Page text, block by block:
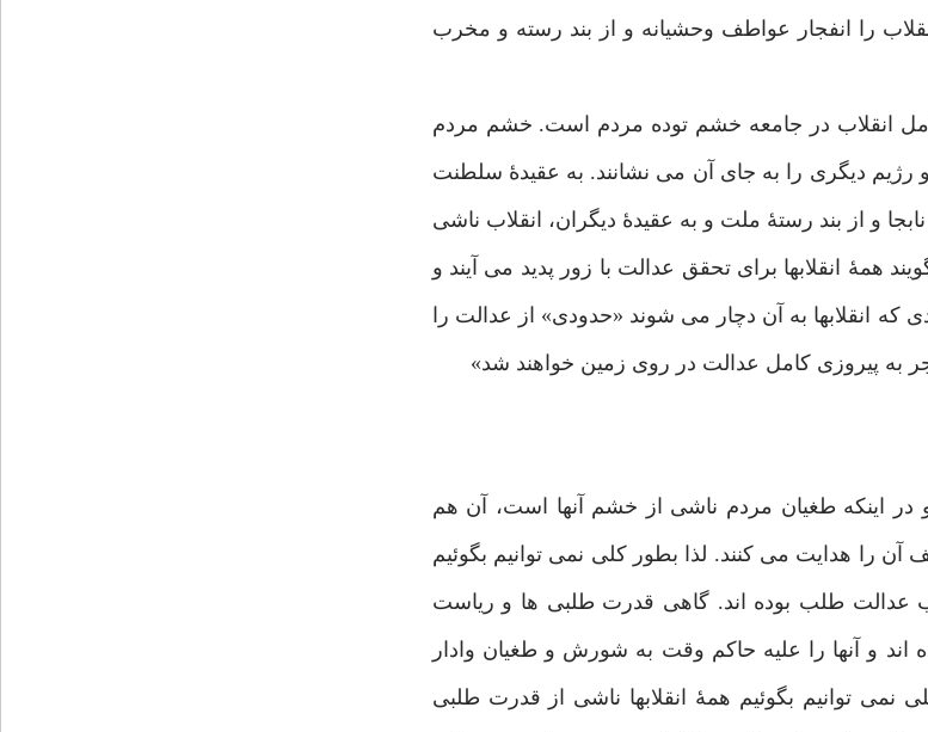
را انفجار عواطف وحشیانه و از بند رسته و مخرب
انقلاب در جامعه خشم توده مردم است. خشم مردم
دیگری را به جای آن می نشانند. به عقیدۀ سلطنت
و از بند رستۀ ملت و به عقیدۀ دیگران، انقلاب ناشی
انقلابها برای تحقق عدالت با زور پدید می آیند و
که انقلابها به آن دچار می شوند «حدودی» از عدالت را
پیروزی کامل عدالت در روی زمین خواهند شد»
در اینکه طغیان مردم ناشی از خشم آنها است، آن هم
آن را هدایت می کنند. لذا بطور کلی نمی توانیم بگوئیم
عدالت طلب بوده اند. گاهی قدرت طلبی ها و ریاست
و آنها را علیه حاکم وقت به شورش و طغیان وادار
توانیم بگوئیم همۀ انقلابها ناشی از قدرت طلبی